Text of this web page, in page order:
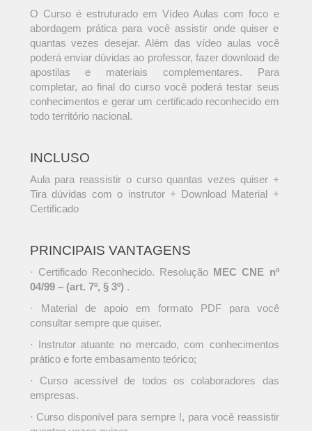
O Curso é estruturado em Vídeo Aulas com foco e
abordagem prática para você assistir onde quiser e
quantas vezes desejar. Além das vídeo aulas você
poderá enviar dúvidas ao professor, fazer download de
apostilas e materiais complementares. Para
completar, ao final do curso você poderá testar seus
conhecimentos e gerar um certificado reconhecido em
todo território nacional.
INCLUSO
Aula para reassistir o curso quantas vezes quiser +
Tira dúvidas com o instrutor + Download Material +
Certificado
PRINCIPAIS VANTAGENS
· Certificado Reconhecido. Resolução MEC CNE nº
04/99 – (art. 7º, § 3º) .
· Material de apoio em formato PDF para você
consultar sempre que quiser.
· Instrutor atuante no mercado, com conhecimentos
prático e forte embasamento teórico;
· Curso acessível de todos os colaboradores das
empresas.
· Curso disponível para sempre !, para você reassistir